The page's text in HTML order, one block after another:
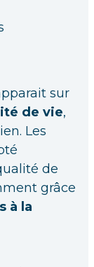
sur
de vie,
Les
de
grâce
à la